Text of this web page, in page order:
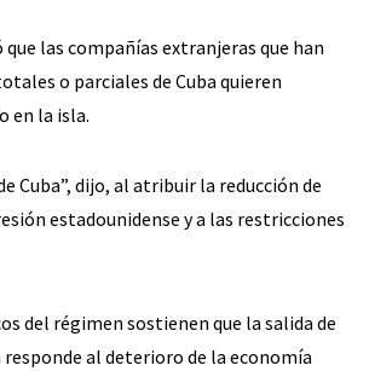
las compañías extranjeras que han
o parciales de Cuba quieren
en la isla.
Cuba”, dijo, al atribuir la reducción de
estadounidense y a las restricciones
del régimen sostienen que la salida de
al deterioro de la economía